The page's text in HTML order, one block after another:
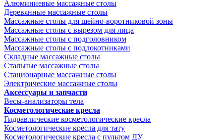
Алюминиевые массажные столы
Деревянные массажные столы
Массажные столы для шейно-воротниковой зоны
Массажные столы с вырезом для лица
Массажные столы с подголовником
Массажные столы с подлокотниками
Складные массажные столы
Стальные массажные столы
Стационарные массажные столы
Электрические массажные столы
Аксессуары и запчасти
Весы-анализаторы тела
Косметологические кресла
Гидравлические косметологические кресла
Косметологические кресла для тату
Косметологические кресла с пультом ДУ